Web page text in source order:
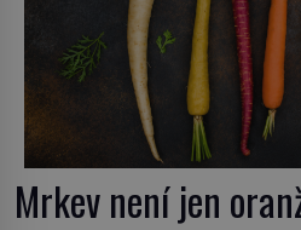
Mrkev není jen